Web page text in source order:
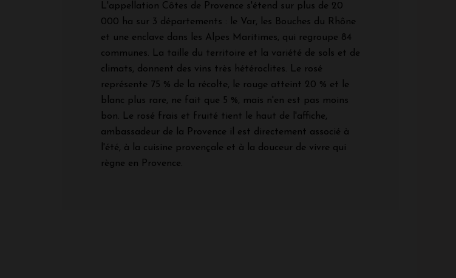
L'appellation Côtes de Provence s'étend sur plus de 20
000 ha sur 3 départements : le Var, les Bouches du Rhône
et une enclave dans les Alpes Maritimes, qui regroupe 84
communes. La taille du territoire et la variété de sols et de
climats, donnent des vins très hétéroclites. Le rosé
représente 75 % de la récolte, le rouge atteint 20 % et le
blanc plus rare, ne fait que 5 %, mais n'en est pas moins
bon. Le rosé frais et fruité tient le haut de l'affiche,
ambassadeur de la Provence il est directement associé à
l'été, à la cuisine provençale et à la douceur de vivre qui
règne en Provence.